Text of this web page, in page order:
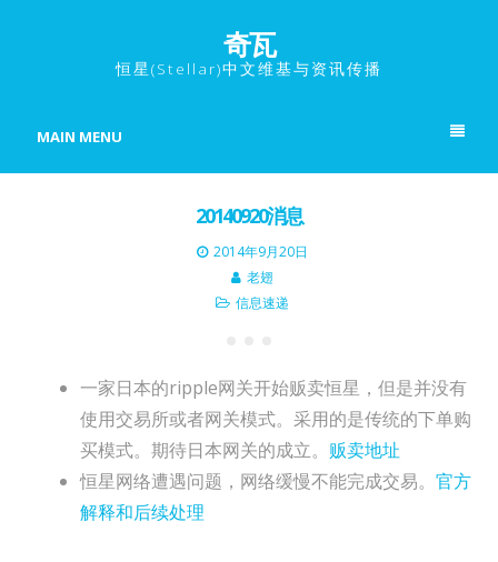
奇瓦
恒星(Stellar)中文维基与资讯传播
MAIN MENU
20140920消息
2014年9月20日
老翅
信息速递
一家日本的ripple网关开始贩卖恒星，但是并没有
使用交易所或者网关模式。采用的是传统的下单购
买模式。期待日本网关的成立。 贩卖地址
恒星网络遭遇问题，网络缓慢不能完成交易。 官方
解释和后续处理